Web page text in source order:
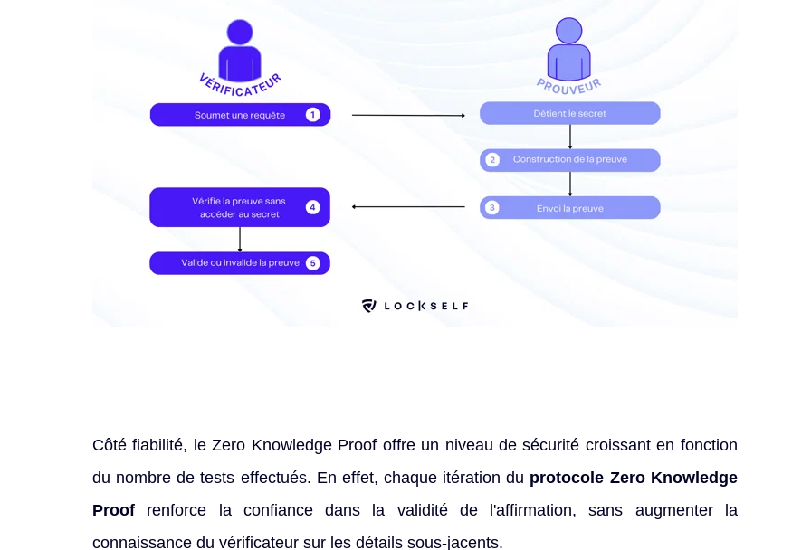
Côté fiabilité, le Zero Knowledge Proof offre un niveau de sécurité croissant en fonction
du nombre de tests effectués. En effet, chaque itération du protocole Zero Knowledge
Proof renforce la confiance dans la validité de l'affirmation, sans augmenter la
connaissance du vérificateur sur les détails sous-jacents.